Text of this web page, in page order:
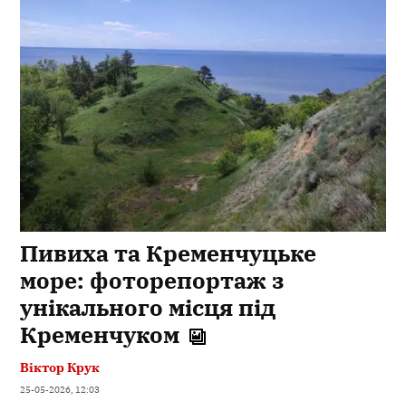
Пивиха та Кременчуцьке
море: фоторепортаж з
унікального місця під
Кременчуком
Віктор Крук
25-05-2026, 12:03